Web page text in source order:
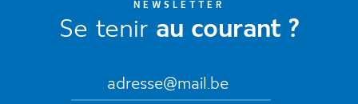
NEWSLETTER
Se tenir au courant ?